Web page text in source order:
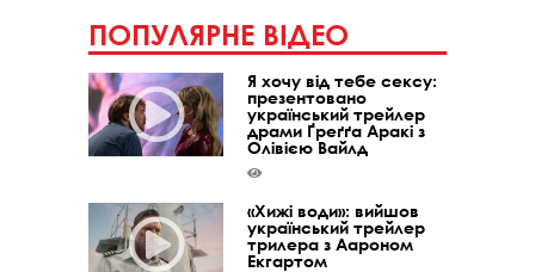
ПОПУЛЯРНЕ ВІДЕО
Я хочу від тебе сексу:
презентовано
український трейлер
драми Ґреґґа Аракі з
Олівією Вайлд
«Хижі води»: вийшов
український трейлер
трилера з Аароном
Екгартом